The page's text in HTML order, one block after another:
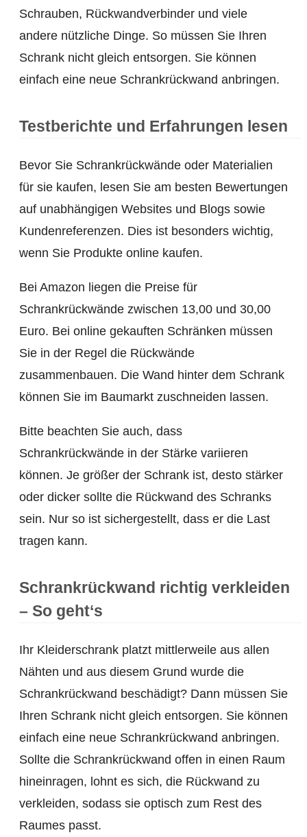
Schrauben, Rückwandverbinder und viele
andere nützliche Dinge. So müssen Sie Ihren
Schrank nicht gleich entsorgen. Sie können
einfach eine neue Schrankrückwand anbringen.
Testberichte und Erfahrungen lesen
Bevor Sie Schrankrückwände oder Materialien
für sie kaufen, lesen Sie am besten Bewertungen
auf unabhängigen Websites und Blogs sowie
Kundenreferenzen. Dies ist besonders wichtig,
wenn Sie Produkte online kaufen.
Bei Amazon liegen die Preise für
Schrankrückwände zwischen 13,00 und 30,00
Euro. Bei online gekauften Schränken müssen
Sie in der Regel die Rückwände
zusammenbauen. Die Wand hinter dem Schrank
können Sie im Baumarkt zuschneiden lassen.
Bitte beachten Sie auch, dass
Schrankrückwände in der Stärke variieren
können. Je größer der Schrank ist, desto stärker
oder dicker sollte die Rückwand des Schranks
sein. Nur so ist sichergestellt, dass er die Last
tragen kann.
Schrankrückwand richtig verkleiden
– So geht‘s
Ihr Kleiderschrank platzt mittlerweile aus allen
Nähten und aus diesem Grund wurde die
Schrankrückwand beschädigt? Dann müssen Sie
Ihren Schrank nicht gleich entsorgen. Sie können
einfach eine neue Schrankrückwand anbringen.
Sollte die Schrankrückwand offen in einen Raum
hineinragen, lohnt es sich, die Rückwand zu
verkleiden, sodass sie optisch zum Rest des
Raumes passt.